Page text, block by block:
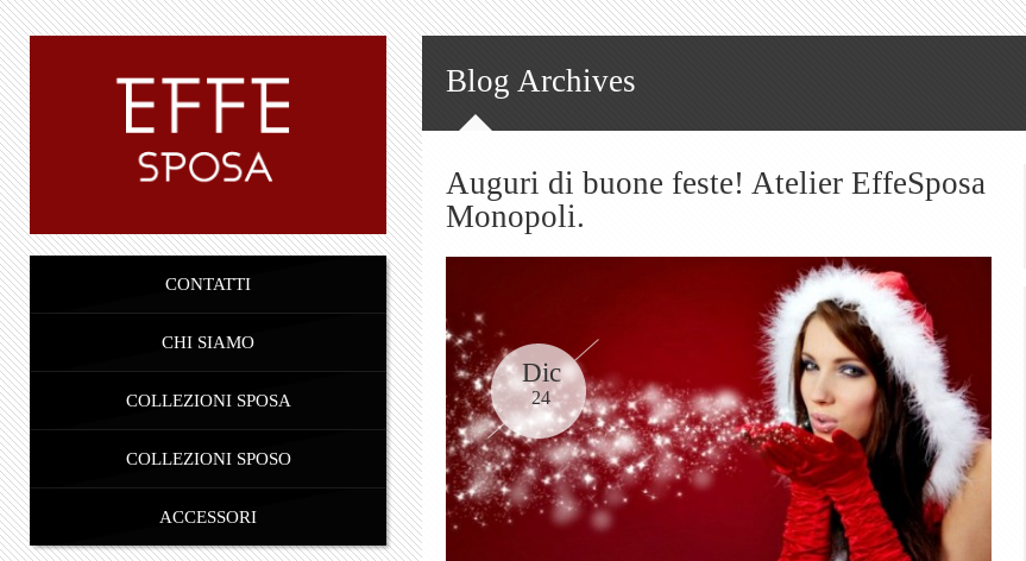
CONTATTI
CHI SIAMO
COLLEZIONI SPOSA
COLLEZIONI SPOSO
ACCESSORI
Blog Archives
Auguri di buone feste! Atelier EffeSposa
Monopoli.
Dic
24